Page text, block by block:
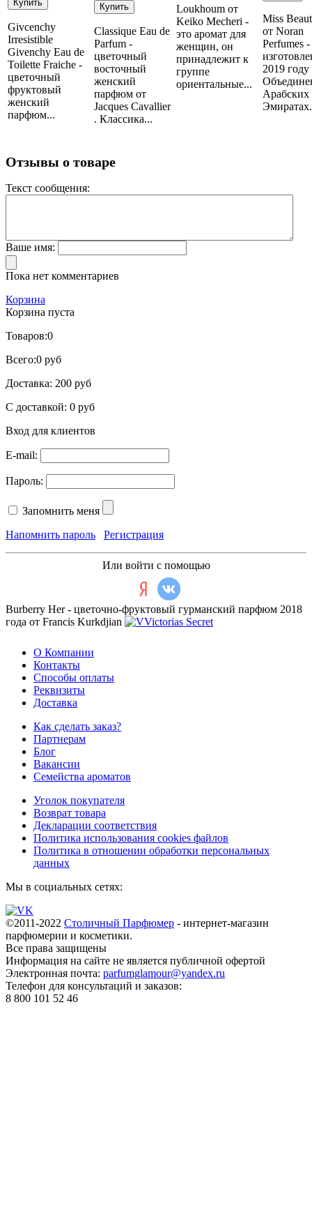
Givcenchy
Irresistible
Givenchy Eau de
Toilette Fraiche -
цветочный
фруктовый
женский
парфюм...
Classique Eau de
Parfum -
цветочный
восточный
женский
парфюм от
Jacques Cavallier
. Классика...
Loukhoum от
Keiko Mecheri -
это аромат для
женщин, он
принадлежит к
группе
ориентальные...
Miss
от Noran
Perfumes -
2019 году
Арабских
Отзывы о товаре
Текст сообщения:
Ваше имя:
Пока нет комментариев
Корзина
Корзина пуста
Товаров:0
Всего:0 руб
Доставка: 200 руб
С доставкой: 0 руб
Вход для клиентов
E-mail:
Пароль:
Запомнить меня
Напомнить пароль
Регистрация
Или войти с помощью
Burberry Her - цветочно-фруктовый гурманский парфюм 2018
года от Francis Kurkdjian
О Компании
Контакты
Способы оплаты
Реквизиты
Доставка
Как сделать заказ?
Партнерам
Блог
Вакансии
Семейства ароматов
Уголок покупателя
Возврат товара
Декларации соответствия
Политика использования cookies файлов
Политика в отношении обработки персональных
данных
Мы в социальных сетях:
©2011-2022 Столичный Парфюмер - интернет-магазин
парфюмерии и косметики.
Все права защищены
Информация на сайте не является публичной офертой
Электронная почта: parfumglamour@yandex.ru
Телефон для консультаций и заказов:
8 800 101 52 46